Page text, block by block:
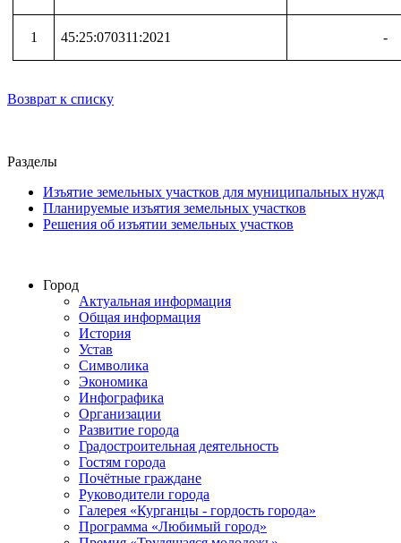
1 45:25:070311:2021 -
Возврат к списку
Разделы
Изъятие земельных участков для муниципальных нужд
Планируемые изъятия земельных участков
Решения об изъятии земельных участков
Город
Актуальная информация
Общая информация
История
Устав
Символика
Экономика
Инфографика
Организации
Развитие города
Градостроительная деятельность
Гостям города
Почётные граждане
Руководители города
Галерея «Курганцы - гордость города»
Программа «Любимый город»